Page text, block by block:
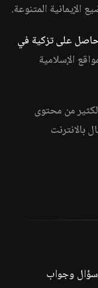
الإيمانية المتنوعة.
على تزكية في
الإسلامية
من محتوى
بالانترنت
سؤال وجواب